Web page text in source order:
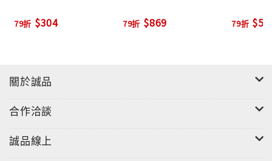
呢？一起到倫敦街頭趴趴走！
79折 $304 79折 $869 79折
關於誠品
合作洽談
誠品線上